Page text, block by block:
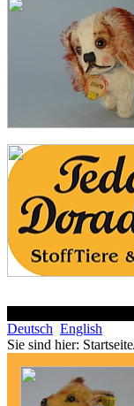
Deutsch English
Sie sind hier: